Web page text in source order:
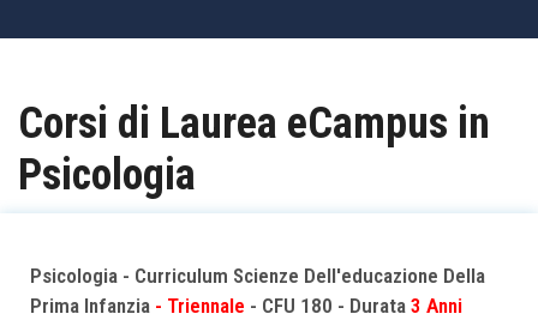
LAVORA CON NOI
CONTATTI
Corsi di Laurea eCampus in
Psicologia
Psicologia - Curriculum Scienze Dell'educazione Della
Prima Infanzia - Triennale - CFU 180 - Durata 3 Anni